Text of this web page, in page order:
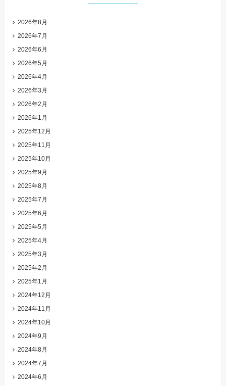
2026年8月
2026年7月
2026年6月
2026年5月
2026年4月
2026年3月
2026年2月
2026年1月
2025年12月
2025年11月
2025年10月
2025年9月
2025年8月
2025年7月
2025年6月
2025年5月
2025年4月
2025年3月
2025年2月
2025年1月
2024年12月
2024年11月
2024年10月
2024年9月
2024年8月
2024年7月
2024年6月